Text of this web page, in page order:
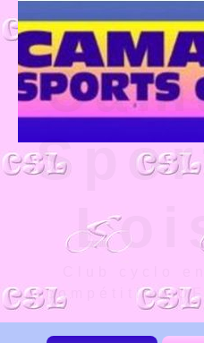
compétition